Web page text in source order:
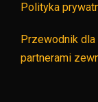
Polityka
Przewodnik
partnerami